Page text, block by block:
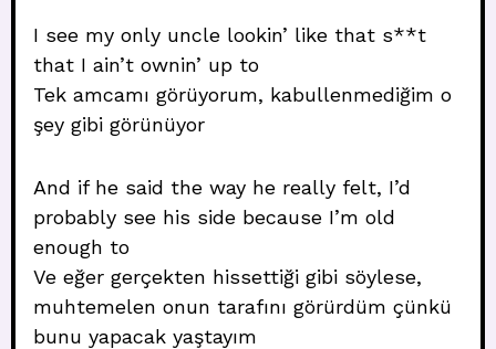
I see my only uncle lookin’ like that s**t
that I ain’t ownin’ up to
Tek amcamı görüyorum, kabullenmediğim o
şey gibi görünüyor
And if he said the way he really felt, I’d
probably see his side because I’m old
enough to
Ve eğer gerçekten hissettiği gibi söylese,
muhtemelen onun tarafını görürdüm çünkü
bunu yapacak yaştayım